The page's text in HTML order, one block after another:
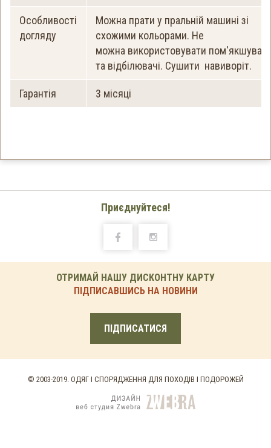
Особливості
догляду
Можна прати у пральній машині зі
схожими кольорами. Не
можна використовувати пом'якшувачі
та відбілювачі. Сушити навиворіт.
Гарантія 3 місяці
Приєднуйтеся!
ОТРИМАЙ НАШУ ДИСКОНТНУ КАРТУ
ПІДПИСАВШИСЬ НА НОВИНИ
ПІДПИСАТИСЯ
© 2003-2019. ОДЯГ І СПОРЯДЖЕННЯ ДЛЯ ПОХОДІВ І ПОДОРОЖЕЙ